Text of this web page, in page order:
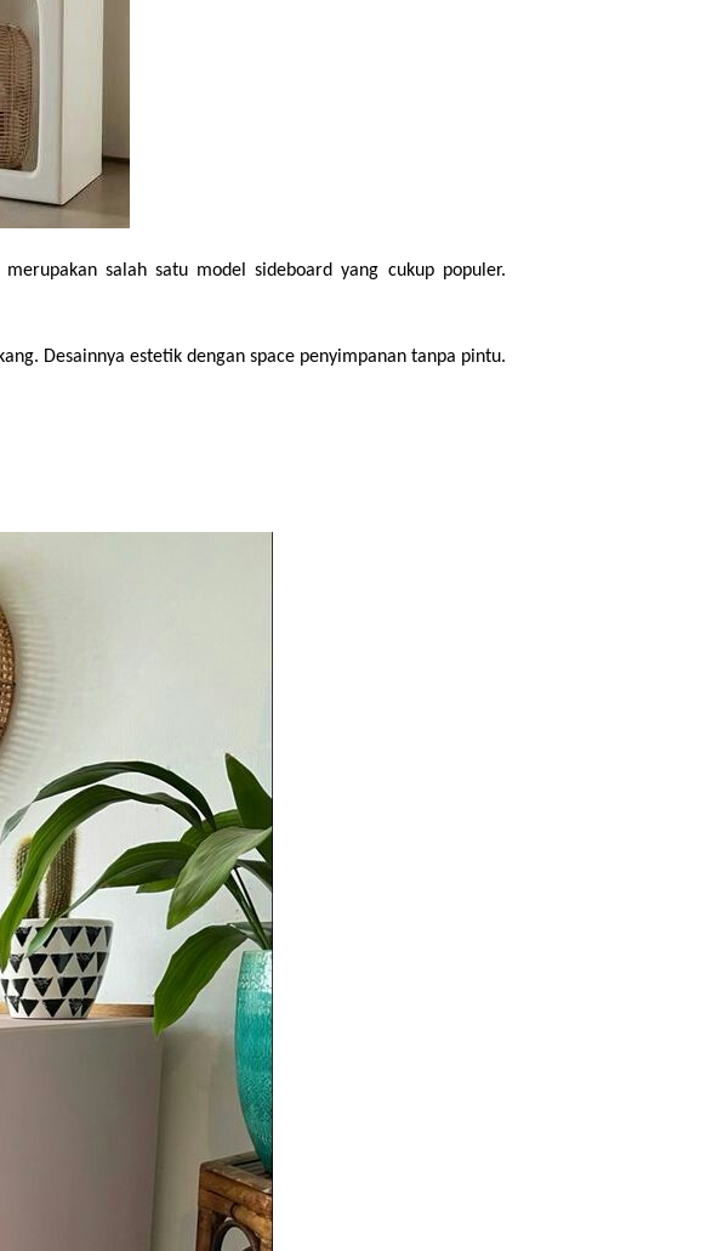
salah satu model sideboard yang cukup populer.
Desainnya estetik dengan space penyimpanan tanpa pintu.